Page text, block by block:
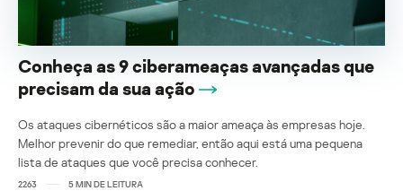
Conheça as 9 ciberameaças avançadas que
precisam da sua ação
Os ataques cibernéticos são a maior ameaça às empresas hoje.
Melhor prevenir do que remediar, então aqui está uma pequena
lista de ataques que você precisa conhecer.
2263 5MIN DE LEITURA